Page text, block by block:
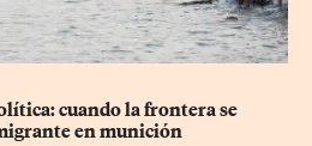
cuando la frontera se
en munición